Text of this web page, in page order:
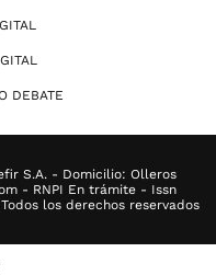
DEBATE
S.A. - Domicilio: Olleros
- RNPI En trámite - Issn
los derechos reservados